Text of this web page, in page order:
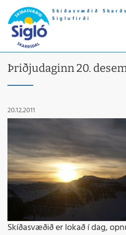
Skíðasvæðið
Siglufirði
Þriðjudaginn 20.
20.12.2011
Skíðasvæðið er lokað í dag,